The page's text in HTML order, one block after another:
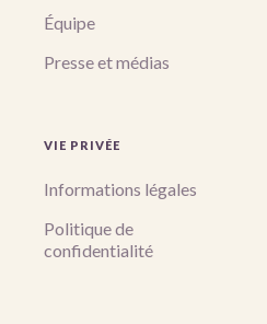
Équipe
Presse et médias
VIE PRIVÉE
Informations légales
Politique de
confidentialité